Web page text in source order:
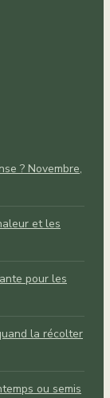
? Novembre,
et les
pour les
la récolter
ou semis